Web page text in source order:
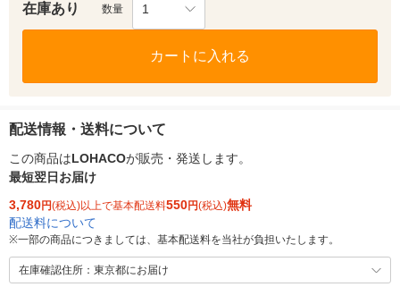
在庫あり 数量 1
カートに入れる
配送情報・送料について
この商品はLOHACOが販売・発送します。
最短翌日お届け
3,780円(税込)以上で基本配送料550円(税込)無料
配送料について
※一部の商品につきましては、基本配送料を当社が負担いたします。
在庫確認住所：東京都にお届け